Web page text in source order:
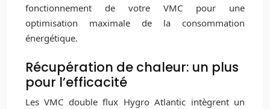
fonctionnement de votre VMC pour une
optimisation maximale de la consommation
énergétique.
Récupération de chaleur: un plus
pour l’efficacité
Les VMC double flux Hygro Atlantic intègrent un